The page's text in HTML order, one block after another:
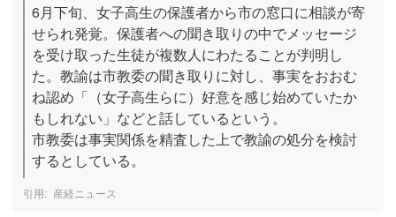
6月下旬、女子高生の保護者から市の窓口に相談が寄
せられ発覚。保護者への聞き取りの中でメッセージ
を受け取った生徒が複数人にわたることが判明し
た。教諭は市教委の聞き取りに対し、事実をおおむ
ね認め「（女子高生らに）好意を感じ始めていたか
もしれない」などと話しているという。
市教委は事実関係を精査した上で教諭の処分を検討
するとしている。
産経ニュース